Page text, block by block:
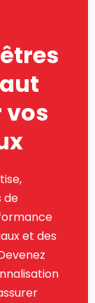
vos
de
et des